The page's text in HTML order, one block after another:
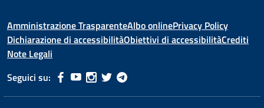
Amministrazione TrasparenteAlbo onlinePrivacy Policy
Dichiarazione di accessibilitàObiettivi di accessibilitàCrediti
Note Legali
Seguici su: